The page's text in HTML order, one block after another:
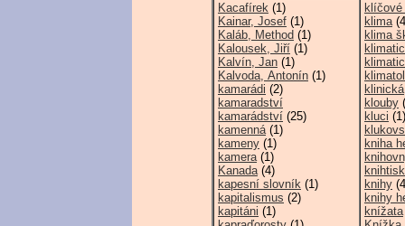
Kacafírek (1)
Kainar, Josef (1)
Kaláb, Method (1)
Kalousek, Jiří (1)
Kalvín, Jan (1)
Kalvoda, Antonín (1)
kamarádi (2)
kamaradství
kamarádství (25)
kamenná(1)
kameny (1)
kamera(1)
Kanada(4)
kapesní slovník (1)
kapitalismus (2)
kapitáni (1)
klima
klima
klinická
klouby
kluci (1)
kniha
knihtisk
knihy
knihy
knížata